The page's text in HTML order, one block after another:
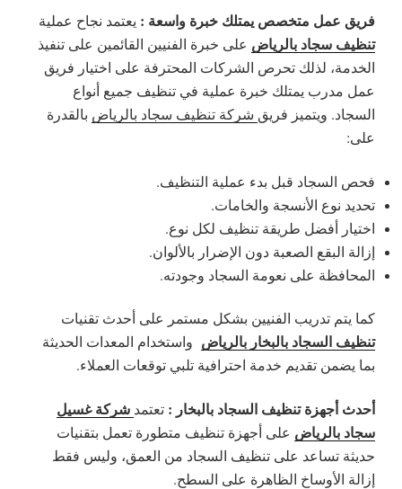
فريق عمل متخصص يمتلك خبرة واسعة : يعتمد نجاح عملية
تنظيف سجاد بالرياض على خبرة الفنيين القائمين على تنفيذ
الخدمة، لذلك تحرص الشركات المحترفة على اختيار فريق
عمل مدرب يمتلك خبرة عملية في تنظيف جميع أنواع
السجاد. ويتميز فريق شركة تنظيف سجاد بالرياض بالقدرة
على:
فحص السجاد قبل بدء عملية التنظيف.
تحديد نوع الأنسجة والخامات.
اختيار أفضل طريقة تنظيف لكل نوع.
إزالة البقع الصعبة دون الإضرار بالألوان.
المحافظة على نعومة السجاد وجودته.
كما يتم تدريب الفنيين بشكل مستمر على أحدث تقنيات
تنظيف السجاد بالبخار بالرياض واستخدام المعدات الحديثة
بما يضمن تقديم خدمة احترافية تلبي توقعات العملاء.
أحدث أجهزة تنظيف السجاد بالبخار : تعتمد شركة غسيل
سجاد بالرياض على أجهزة تنظيف متطورة تعمل بتقنيات
حديثة تساعد على تنظيف السجاد من العمق، وليس فقط
إزالة الأوساخ الظاهرة على السطح.